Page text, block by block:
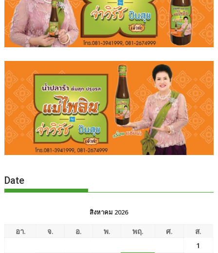
Date
สิงหาคม 2026
อา. จ. อ. พ. พฤ. ศ.
ส.
1